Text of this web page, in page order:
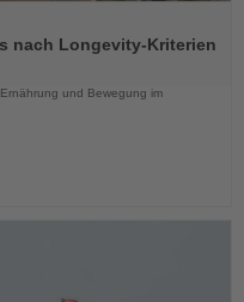
nach Longevity-Kriterien
und Bewegung im